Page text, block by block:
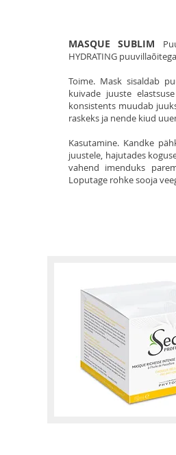
MASQUE SUBLIM
HYDRATING
Toime. Mask sisaldab
kuivade juuste
konsistents muudab
raskeks ja nende kiud
Kasutamine. Kandke
juustele, hajutades
vahend imenduks
Loputage rohke sooja